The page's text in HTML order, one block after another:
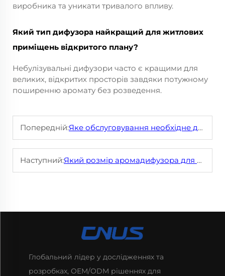
виробника та уникати тривалого впливу.
Який тип дифузора найкращий для житлових
приміщень відкритого плану?
Небулізувальні дифузори часто є кращими для
великих, відкритих просторів завдяки потужному
поширенню аромату без розведення.
Попередній:Яке обслуговування необхідне для комерційної машини-дифузора, щоб забезпечити тривале використання?
Наступний:Який розмір аромадифузора для дому мені потрібен для відкритої ванної кімнати порівняно з невеликою спальнею?
Глобальний лідер у дослідженнях та
розробках, OEM/ODM рішеннях для